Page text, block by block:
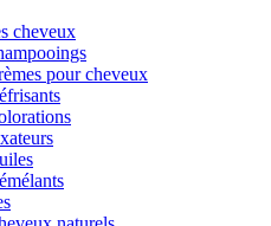
cheveux
pour cheveux